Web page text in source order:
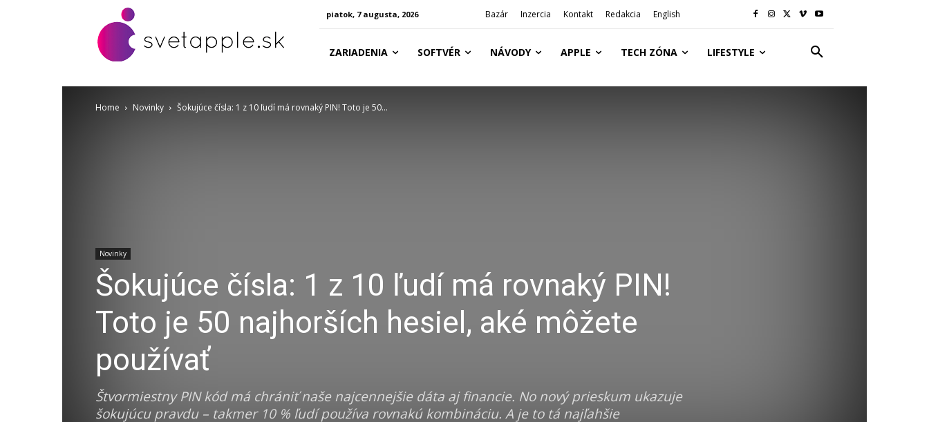
piatok, 7 augusta, 2026 Bazár Inzercia Kontakt Redakcia English
ZARIADENIA SOFTVÉR NÁVODY APPLE TECH ZÓNA LIFESTYLE
Home Novinky Šokujúce čísla: 1 z 10 ľudí má rovnaký PIN! Toto je 50...
Novinky
Šokujúce čísla: 1 z 10 ľudí má rovnaký PIN!
Toto je 50 najhorších hesiel, aké môžete
používať
Štvormiestny PIN kód má chrániť naše najcennejšie dáta aj financie. No nový prieskum ukazuje
šokujúcu pravdu – takmer 10 % ľudí používa rovnakú kombináciu. A je to tá najľahšie